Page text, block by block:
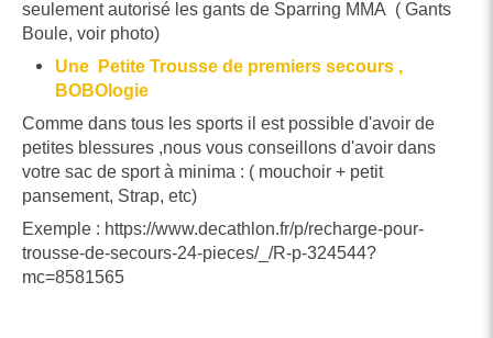
seulement autorisé les gants de Sparring MMA ( Gants
Boule, voir photo)
Une Petite Trousse de premiers secours ,
BOBOlogie
Comme dans tous les sports il est possible d'avoir de
petites blessures ,nous vous conseillons d'avoir dans
votre sac de sport à minima : ( mouchoir + petit
pansement, Strap, etc)
Exemple : https://www.decathlon.fr/p/recharge-pour-
trousse-de-secours-24-pieces/_/R-p-324544?
mc=8581565